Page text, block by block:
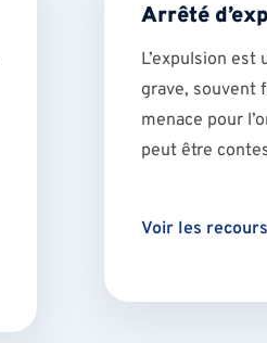
Arrêté
L’expulsion est
grave, souvent
menace pour
peut être
Voir les